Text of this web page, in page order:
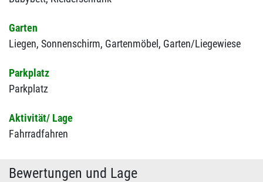
Garten
Liegen, Sonnenschirm, Gartenmöbel, Garten/Liegewiese
Parkplatz
Parkplatz
Aktivität/ Lage
Fahrradfahren
Bewertungen und Lage